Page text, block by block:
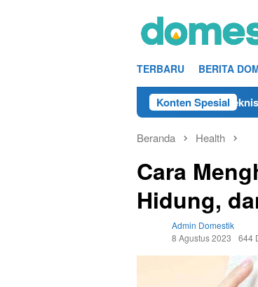
TERBARU BERITA
Konten Spesial
Info Kerja Teknisi/Mekanik
Beranda Health
Cara
Hidung,
Admin Domestik
8 Agustus 2023
644